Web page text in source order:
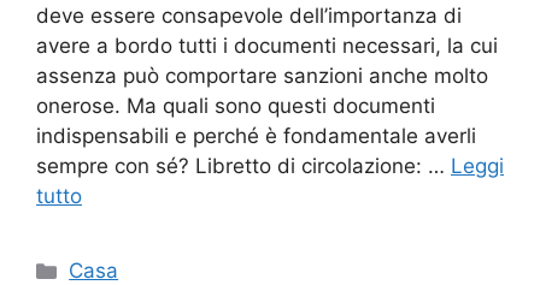
deve essere consapevole dell’importanza di
avere a bordo tutti i documenti necessari, la cui
assenza può comportare sanzioni anche molto
onerose. Ma quali sono questi documenti
indispensabili e perché è fondamentale averli
sempre con sé? Libretto di circolazione: … Leggi
tutto
Categorie
Casa